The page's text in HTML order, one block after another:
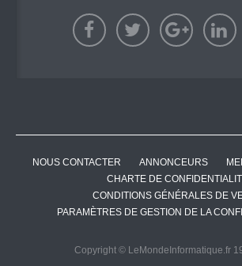
NOUS CONTACTER ANNONCEURS
CHARTE DE
CONDITIONS GÉNÉRALES DE
PARAMÈTRES DE GESTION DE LA
Copyright © LeMondeInformatique.fr